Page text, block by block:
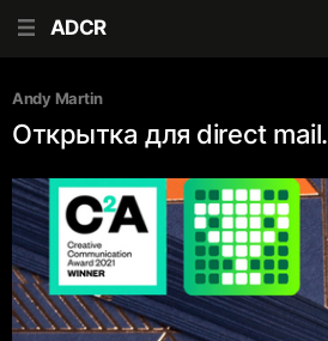
ADCR
Andy Martin
Открытка для direct mail.